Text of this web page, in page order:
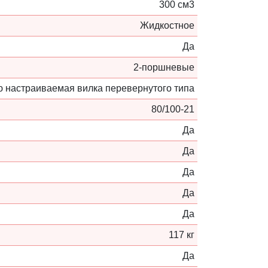
300 см3
Жидкостное
Да
2-поршневые
настраиваемая вилка перевернутого типа
80/100-21
Да
Да
Да
Да
Да
117 кг
Да